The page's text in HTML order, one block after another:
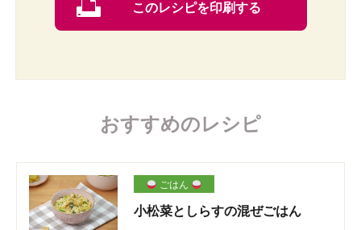
このレシピを印刷する
おすすめのレシピ
ごはん
小松菜としらすの混ぜごはん